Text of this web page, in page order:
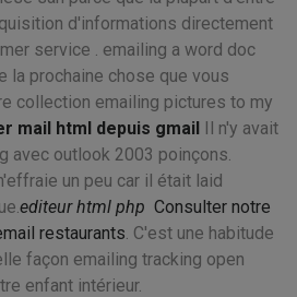
d'informations directement
service . emailing a word doc
la prochaine chose que vous
collection emailing pictures to my
mail html depuis gmail Il n'y avait
avec outlook 2003 poinçons.
un peu car il était laid
editeur html php Consulter notre
restaurants. C'est une habitude
façon emailing tracking open
enfant intérieur.